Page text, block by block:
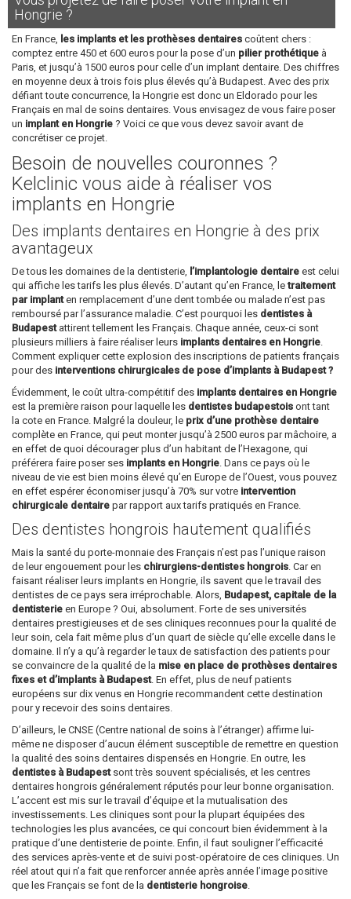
Hongrie ?
En France, les implants et les prothèses dentaires coûtent chers :
comptez entre 450 et 600 euros pour la pose d’un pilier prothétique à
Paris, et jusqu’à 1500 euros pour celle d’un implant dentaire. Des chiffres
en moyenne deux à trois fois plus élevés qu’à Budapest. Avec des prix
défiant toute concurrence, la Hongrie est donc un Eldorado pour les
Français en mal de soins dentaires. Vous envisagez de vous faire poser
un implant en Hongrie ? Voici ce que vous devez savoir avant de
concrétiser ce projet.
Besoin de nouvelles couronnes ?
Kelclinic vous aide à réaliser vos
implants en Hongrie
Des implants dentaires en Hongrie à des prix
avantageux
De tous les domaines de la dentisterie, l’implantologie dentaire est celui
qui affiche les tarifs les plus élevés. D’autant qu’en France, letraitement
par implanten remplacement d’une dent tombée ou malade n’est pas
remboursé par l’assurance maladie. C’est pourquoi les dentistes à
Budapestattirent tellement les Français. Chaque année, ceux-ci sont
plusieurs milliers à faire réaliser leurs implants dentaires en Hongrie.
Comment expliquer cette explosion des inscriptions de patients français
pour des interventions chirurgicales de pose d’implants à Budapest ?
Évidemment, le coût ultra-compétitif des implants dentaires en Hongrie
est la première raison pour laquelle les dentistes budapestois ont tant
la cote en France. Malgré la douleur, le prix d’une prothèse dentaire
complète en France, qui peut monter jusqu’à 2500 euros par mâchoire, a
en effet de quoi décourager plus d’un habitant de l’Hexagone, qui
préférera faire poser ses implants en Hongrie. Dans ce pays où le
niveau de vie est bien moins élevé qu’en Europe de l’Ouest, vous pouvez
en effet espérer économiser jusqu’à 70% sur votre intervention
chirurgicale dentaire par rapport aux tarifs pratiqués en France.
Des dentistes hongrois hautement qualifiés
Mais la santé du porte-monnaie des Français n’est pas l’unique raison
de leur engouement pour les chirurgiens-dentistes hongrois. Car en
faisant réaliser leurs implants en Hongrie, ils savent que le travail des
dentistes de ce pays sera irréprochable. Alors, Budapest, capitale de la
dentisterie en Europe ? Oui, absolument. Forte de ses universités
dentaires prestigieuses et de ses cliniques reconnues pour la qualité de
leur soin, cela fait même plus d’un quart de siècle qu’elle excelle dans le
domaine. Il n’y a qu’à regarder le taux de satisfaction des patients pour
se convaincre de la qualité de la mise en place de prothèses dentaires
fixes et d’implants à Budapest. En effet, plus de neuf patients
européens sur dix venus en Hongrie recommandent cette destination
pour y recevoir des soins dentaires.
D’ailleurs, le CNSE (Centre national de soins à l’étranger) affirme lui-
même ne disposer d’aucun élément susceptible de remettre en question
la qualité des soins dentaires dispensés en Hongrie. En outre, les
dentistes à Budapestsont très souvent spécialisés, et les centres
dentaires hongrois généralement réputés pour leur bonne organisation.
L’accent est mis sur le travail d’équipe et la mutualisation des
investissements. Les cliniques sont pour la plupart équipées des
technologies les plus avancées, ce qui concourt bien évidemment à la
pratique d’une dentisterie de pointe. Enfin, il faut souligner l’efficacité
des services après-vente et de suivi post-opératoire de ces cliniques. Un
réel atout qui n’a fait que renforcer année après année l’image positive
que les Français se font de la dentisterie hongroise.